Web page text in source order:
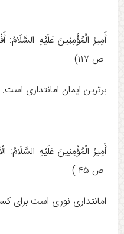
أَمِيرُ الْمُؤْمِنِينَ عَلَيْهِ السَّلَامُ:
ص ۱۱۷)
برترين ايمان امانتدارى است.
أَمِيرُ الْمُؤْمِنِينَ عَلَيْهِ السَّلَامُ:
ص ۴۵ )
امانتدارى نوری است براى